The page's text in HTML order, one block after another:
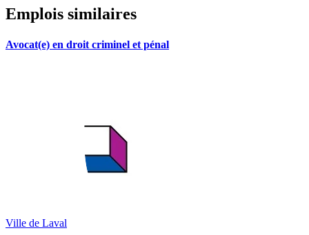
Emplois similaires
Avocat(e) en droit criminel et pénal
Ville de Laval